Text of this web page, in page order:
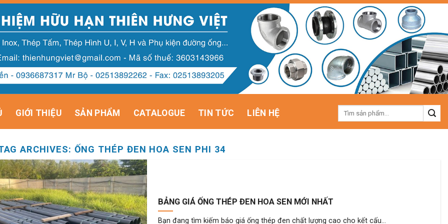
GIỚI THIỆU SẢN PHẨM CATALOGUE TIN TỨC LIÊN HỆ
Tìm
ARCHIVES: ỐNG THÉP ĐEN HOA SEN PHI 34
BẢNG GIÁ ỐNG THÉP ĐEN HOA SEN MỚI NHẤT
Bạn đang tìm kiếm báo giá ống thép đen chất lượng cao cho kết cấu...